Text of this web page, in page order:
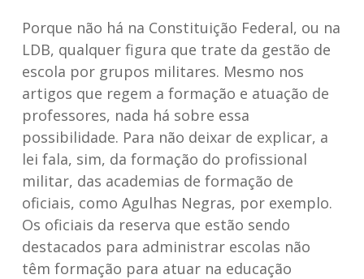
Porque não há na Constituição Federal, ou na
LDB, qualquer figura que trate da gestão de
escola por grupos militares. Mesmo nos
artigos que regem a formação e atuação de
professores, nada há sobre essa
possibilidade. Para não deixar de explicar, a
lei fala, sim, da formação do profissional
militar, das academias de formação de
oficiais, como Agulhas Negras, por exemplo.
Os oficiais da reserva que estão sendo
destacados para administrar escolas não
têm formação para atuar na educação